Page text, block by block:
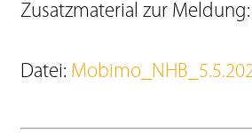
Zusatzmaterial zur Meldung:
Datei: